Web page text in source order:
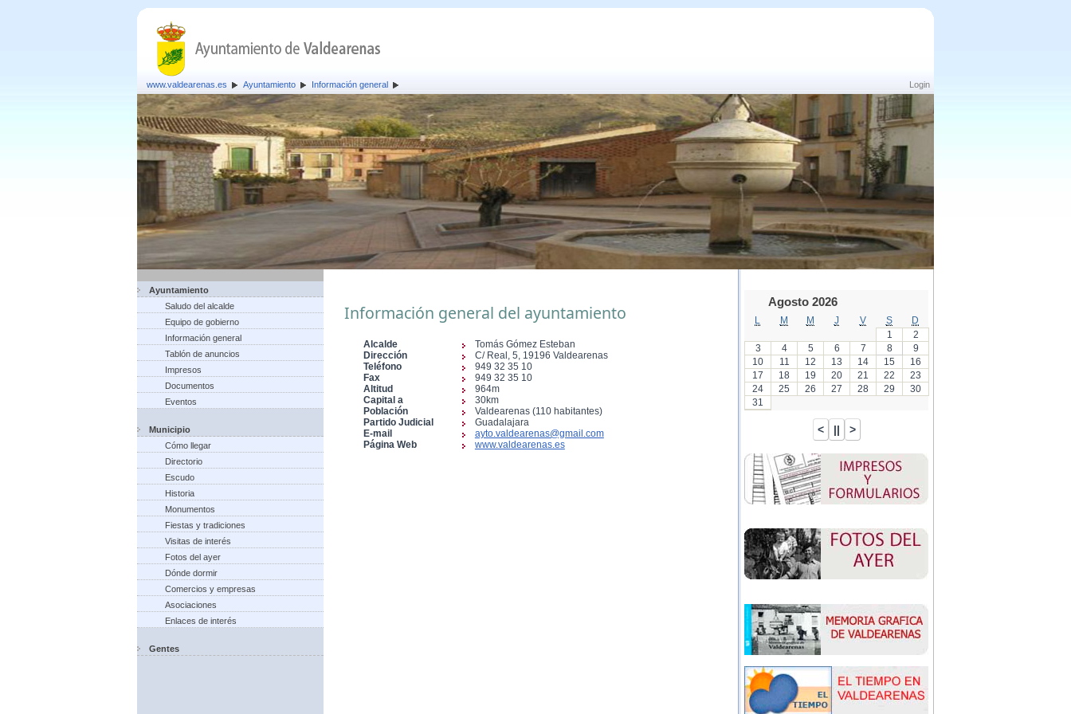
Login
www.valdearenas.es Ayuntamiento Información general
Ayuntamiento
Saludo del alcalde
Equipo de gobierno
Información general
Tablón de anuncios
Impresos
Documentos
Eventos
Municipio
Cómo llegar
Directorio
Escudo
Historia
Monumentos
Fiestas y tradiciones
Visitas de interés
Fotos del ayer
Dónde dormir
Comercios y empresas
Asociaciones
Enlaces de interés
Gentes
Información general del ayuntamiento
Alcalde
Tomás Gómez Esteban
Dirección
C/ Real, 5, 19196 Valdearenas
Teléfono
949 32 35 10
Fax
949 32 35 10
Altitud
964m
Capital a
30km
Población
Valdearenas (110 habitantes)
Partido Judicial
Guadalajara
E-mail
ayto.valdearenas@gmail.com
Página Web
www.valdearenas.es
Agosto 2026
M M J V S
D
1
2
3
4 5 6 7 8
9
10
11 12 13 14 15
16
17
18 19 20 21 22
23
24
25 26 27 28 29
30
31